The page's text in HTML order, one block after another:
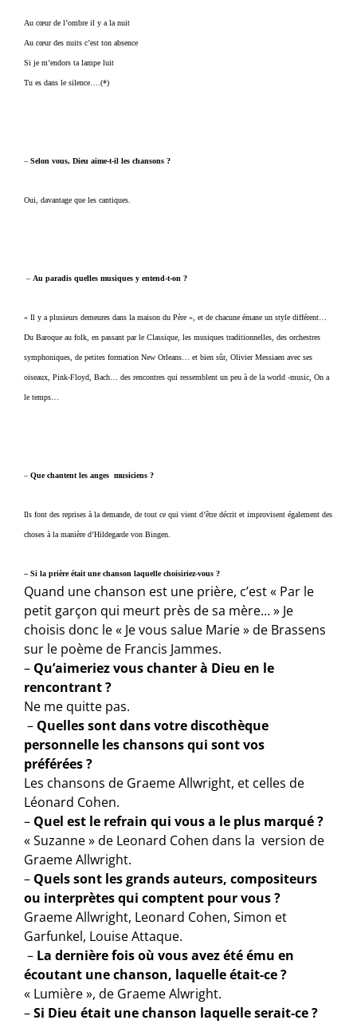
Au cœur de l’ombre il y a la nuit
Au cœur des nuits c’est ton absence
Si je m’endors ta lampe luit
Tu es dans le silence….(*)
–Selon vous, Dieu aime-t-il les chansons ?
Oui, davantage que les cantiques.
– Au paradis quelles musiques y entend-t-on ?
« Il y a plusieurs demeures dans la maison du Père », et de chacune émane un style différent…
Du Baroque au folk, en passant par le Classique, les musiques traditionnelles, des orchestres
symphoniques, de petites formation New Orleans… et bien sûr, Olivier Messiaen avec ses
oiseaux, Pink-Floyd, Bach… des rencontres qui ressemblent un peu à de la world -music, On a
le temps…
–Que chantent les anges musiciens ?
Ils font des reprises à la demande, de tout ce qui vient d’être décrit et improvisent également des
choses à la manière d’Hildegarde von Bingen.
– Si la prière était une chanson laquelle choisiriez-vous ?
Quand une chanson est une prière, c’est « Par le
petit garçon qui meurt près de sa mère… » Je
choisis donc le « Je vous salue Marie » de Brassens
sur le poème de Francis Jammes.
– Qu’aimeriez vous chanter à Dieu en le
rencontrant ?
Ne me quitte pas.
– Quelles sont dans votre discothèque
personnelle les chansons qui sont vos
préférées ?
Les chansons de Graeme Allwright, et celles de
Léonard Cohen.
– Quel est le refrain qui vous a le plus marqué ?
« Suzanne » de Leonard Cohen dans la version de
Graeme Allwright.
– Quels sont les grands auteurs, compositeurs
ou interprètes qui comptent pour vous ?
Graeme Allwright, Leonard Cohen, Simon et
Garfunkel, Louise Attaque.
– La dernière fois où vous avez été ému en
écoutant une chanson, laquelle était-ce ?
« Lumière », de Graeme Alwright.
–Si Dieu était une chanson laquelle serait-ce ?